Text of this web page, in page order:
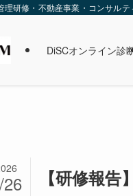
理研修・不動産事業・コンサル
DiSCオンライン診
【研修報